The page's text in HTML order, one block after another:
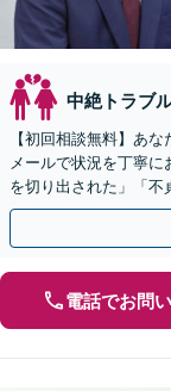
中絶トラブ
【初回相談無料】あ
メールで状況を丁寧
を切り出された」「不
【リーズナブルな料金
電話でお問